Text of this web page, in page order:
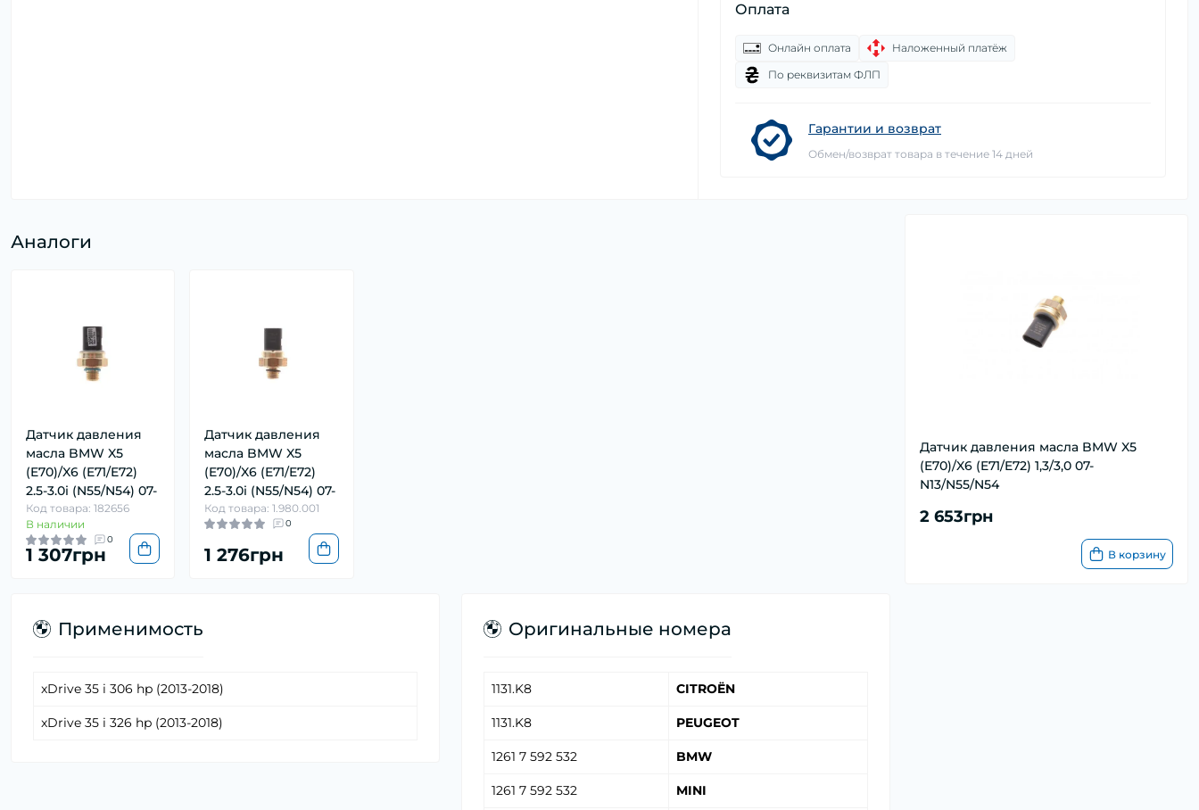
Оплата
Онлайн оплата
Наложенный платёж
По реквизитам ФЛП
Гарантии и возврат
Обмен/возврат товара в течение 14 дней
Датчик давления масла BMW X5
(E70)/X6 (E71/E72) 1,3/3,0 07-
N13/N55/N54
2 653грн
В корзину
Аналоги
Датчик давления
масла BMW X5
(E70)/X6 (E71/E72)
2.5-3.0i (N55/N54) 07-
Код товара: 182656
В наличии
0
1 307грн
Датчик давления
масла BMW X5
(E70)/X6 (E71/E72)
2.5-3.0i (N55/N54) 07-
Код товара: 1.980.001
0
1 276грн
Применимость
xDrive 35 i 306 hp (2013-2018)
xDrive 35 i 326 hp (2013-2018)
Оригинальные номера
1131.K8 CITROËN
1131.K8 PEUGEOT
1261 7 592 532 BMW
1261 7 592 532 MINI